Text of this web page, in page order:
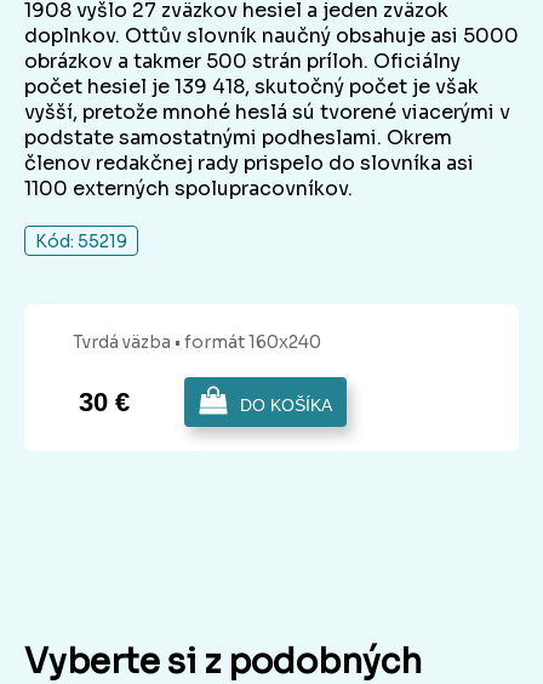
1908 vyšlo 27 zväzkov hesiel a jeden zväzok
doplnkov. Ottův slovník naučný obsahuje asi 5000
obrázkov a takmer 500 strán príloh. Oficiálny
počet hesiel je 139 418, skutočný počet je však
vyšší, pretože mnohé heslá sú tvorené viacerými v
podstate samostatnými podheslami. Okrem
členov redakčnej rady prispelo do slovníka asi
1100 externých spolupracovníkov.
Kód: 55219
Tvrdá väzba • formát 160x240
30 € DO KOŠÍKA
Vyberte si z podobných